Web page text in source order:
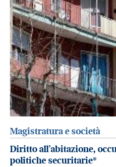
Magistratura e società
Diritto all’abitazione,
politiche securitarie*